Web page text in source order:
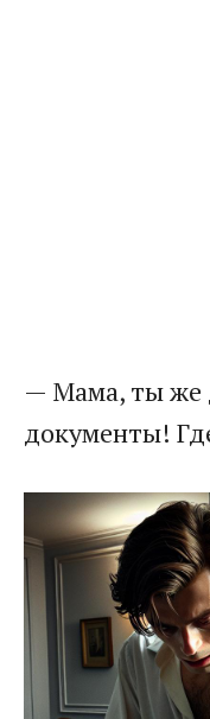
— Мама, ты же
документы!